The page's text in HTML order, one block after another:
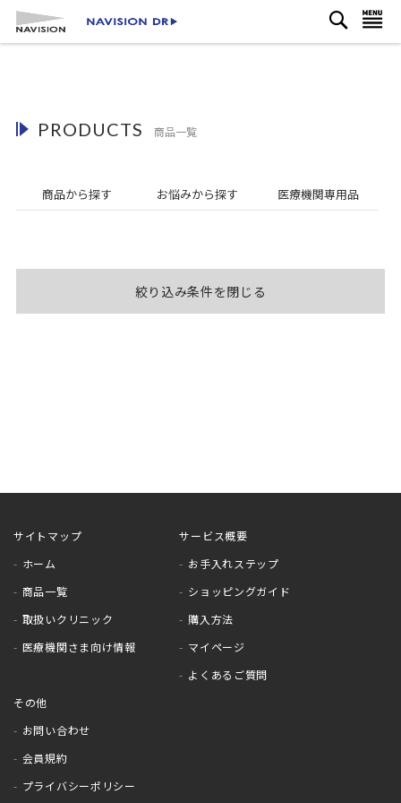
コ
ン
ス
検
索
PRODUCTS 商品一覧
商品から探す お悩みから探す 医療機関専用品
絞り込み条件を閉じる
サイトマップ
ホーム
商品一覧
取扱いクリニック
医療機関さま向け情報
サービス概要
お手入れステップ
ショッピングガイド
購入方法
マイページ
よくあるご質問
その他
お問い合わせ
会員規約
プライバシーポリシー